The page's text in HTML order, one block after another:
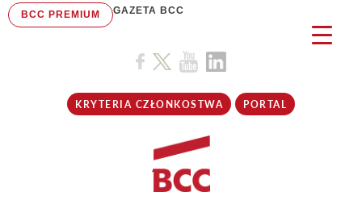
BCC PREMIUM GAZETA BCC
KRYTERIA CZŁONKOSTWA PORTAL